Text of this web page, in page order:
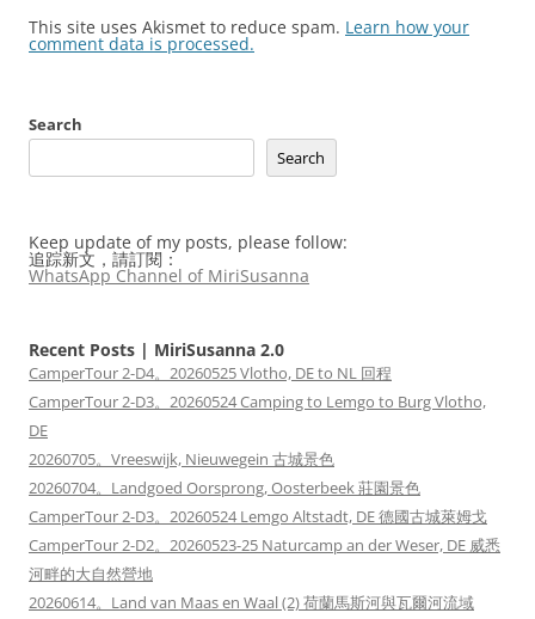
This site uses Akismet to reduce spam. Learn how your
comment data is processed.
Search
Search
Keep update of my posts, please follow:
追踪新文，請訂閱：
WhatsApp Channel of MiriSusanna
Recent Posts | MiriSusanna 2.0
CamperTour 2-D4。20260525 Vlotho, DE to NL 回程
CamperTour 2-D3。20260524 Camping to Lemgo to Burg Vlotho,
DE
20260705。Vreeswijk, Nieuwegein 古城景色
20260704。Landgoed Oorsprong, Oosterbeek 莊園景色
CamperTour 2-D3。20260524 Lemgo Altstadt, DE 德國古城萊姆戈
CamperTour 2-D2。20260523-25 Naturcamp an der Weser, DE 威悉
河畔的大自然營地
20260614。Land van Maas en Waal (2) 荷蘭馬斯河與瓦爾河流域